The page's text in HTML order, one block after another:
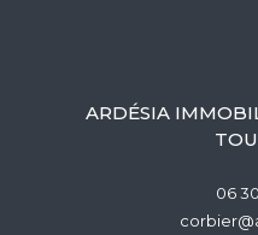
ARDÉSIA
06